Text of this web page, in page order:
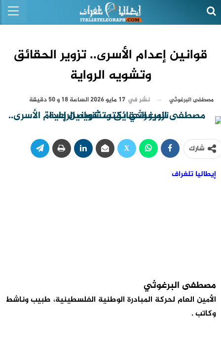
قوانين إعدام الأسرى.. تزوير الحقائق
وتشويه الرواية
مصطفى البرغوثي نشر في 17 مايو 2026 الساعة 18 و 50 دقيقة
شارك
إيطاليا تلغراف
مصطفى البرغوثي
الأمين العام لحركة المبادرة الوطنية الفلسطينية، طبيب وناشط
وكاتب .